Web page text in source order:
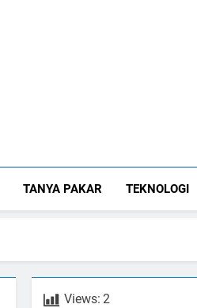
TANYA PAKAR TEKNOLOGI
Views: 2